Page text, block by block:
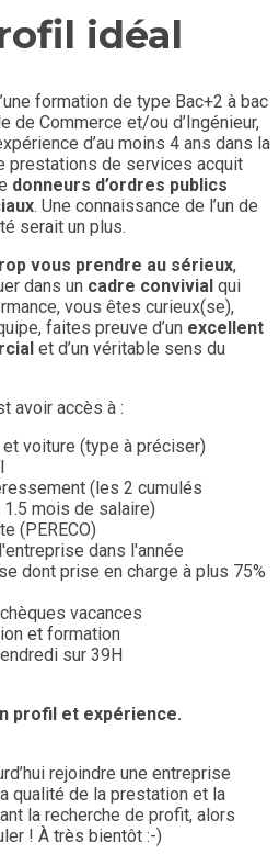
idéal
formation de type Bac+2 à bac
de Commerce et/ou d’Ingénieur,
d’au moins 4 ans dans la
prestations de services acquit
donneurs d’ordres publics
. Une connaissance de l’un de
serait un plus.
vous prendre au sérieux,
dans un cadre convivial qui
vous êtes curieux(se),
faites preuve d’un excellent
et d’un véritable sens du
avoir accès à :
voiture (type à préciser)
(les 2 cumulés
mois de salaire)
(PERECO)
dans l'année
dont prise en charge à plus 75%
vacances
et formation
sur 39H
profil et expérience.
rejoindre une entreprise
qualité de la prestation et la
la recherche de profit, alors
! À très bientôt :-)